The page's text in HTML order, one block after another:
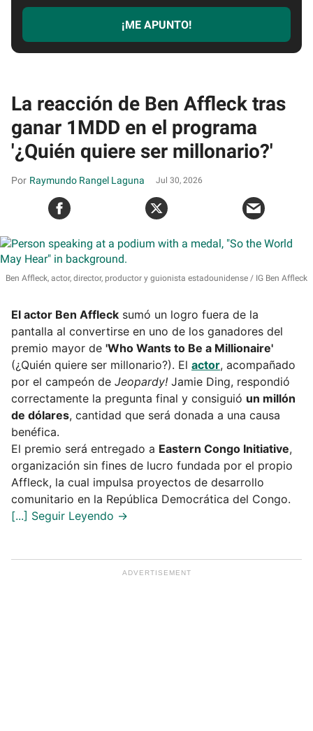
¡ME APUNTO!
La reacción de Ben Affleck tras
ganar 1MDD en el programa
'¿Quién quiere ser millonario?'
Raymundo Rangel Laguna Jul 30, 2026
Ben Affleck, actor, director, productor y guionista estadounidense IG Ben Affleck
El actor Ben Affleck sumó un logro fuera de la
pantalla al convertirse en uno de los ganadores del
premio mayor de 'Who Wants to Be a Millionaire'
(¿Quién quiere ser millonario?). El actor, acompañado
por el campeón de Jeopardy! Jamie Ding, respondió
correctamente la pregunta final y consiguió un millón
de dólares, cantidad que será donada a una causa
benéfica.
El premio será entregado a Eastern Congo Initiative,
organización sin fines de lucro fundada por el propio
Affleck, la cual impulsa proyectos de desarrollo
comunitario en la República Democrática del Congo.